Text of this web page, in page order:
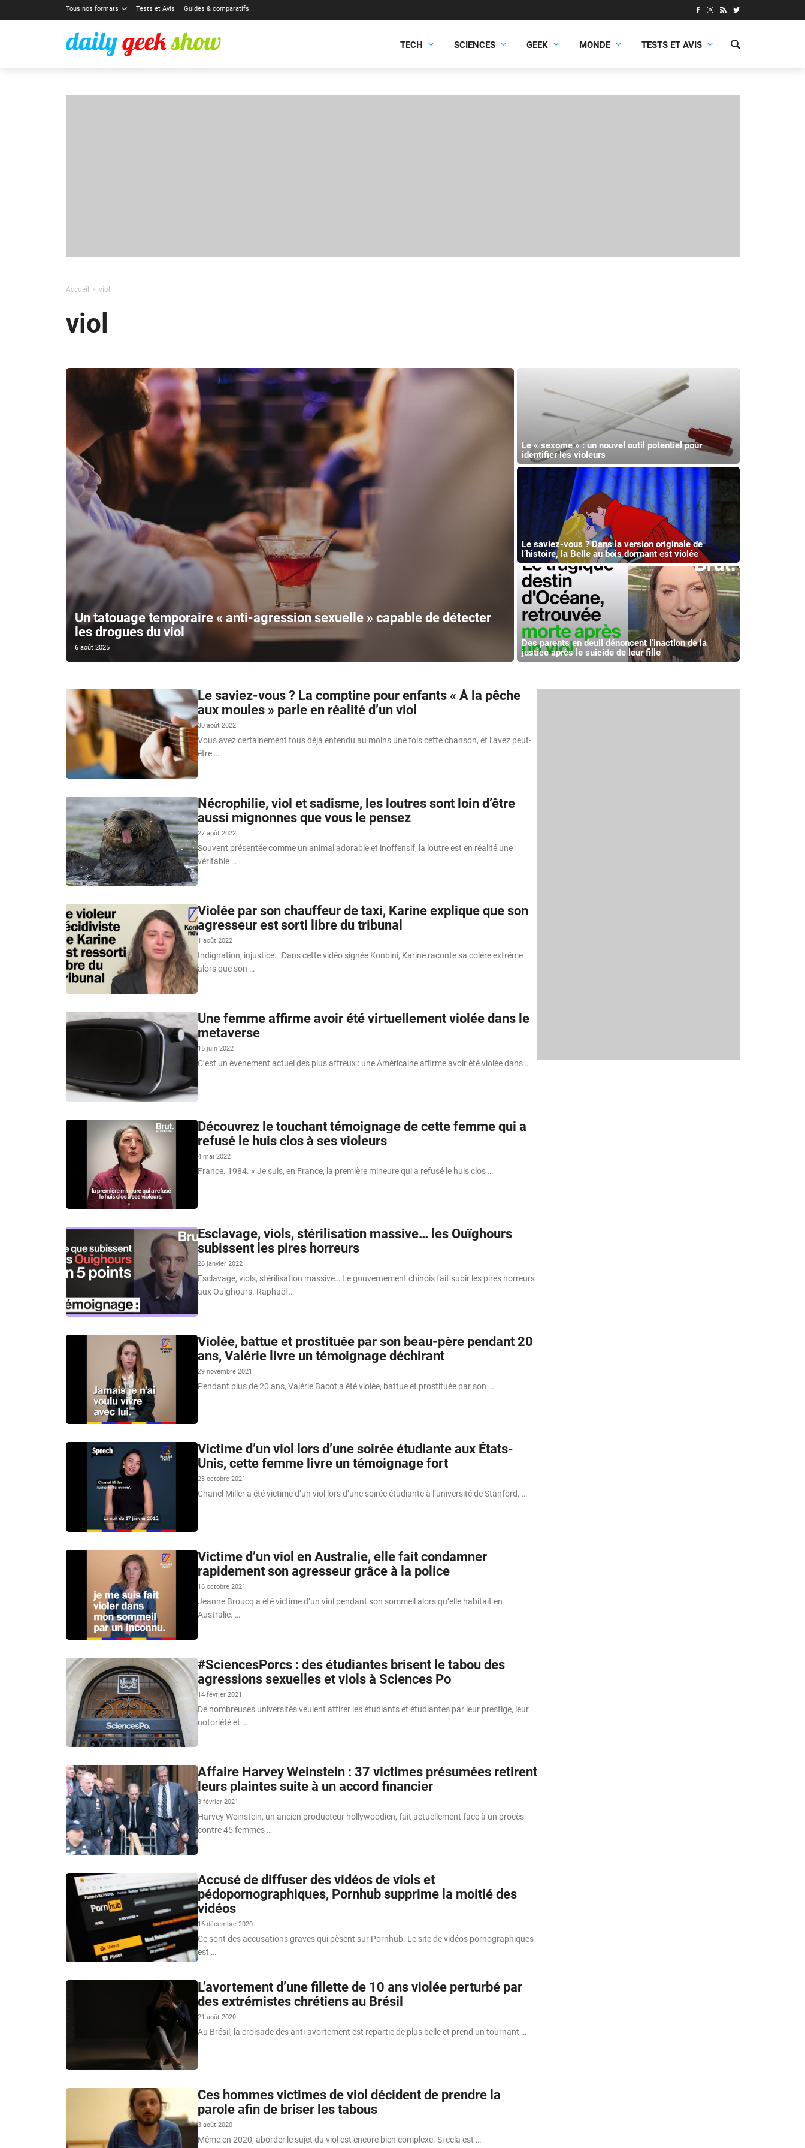
Tous nos formats Tests et Avis Guides & comparatifs
TECH SCIENCES GEEK MONDE TESTS ET AVIS
Accueil viol
viol
Un tatouage temporaire « anti-agression sexuelle » capable de détecter
les drogues du viol
6 août 2025
Le « sexome » : un nouvel outil potentiel pour
identifier les violeurs
Le saviez-vous ? Dans la version originale de
l’histoire, la Belle au bois dormant est violée
Des parents en deuil dénoncent l’inaction de la
justice après le suicide de leur fille
Le saviez-vous ? La comptine pour enfants « À la pêche
aux moules » parle en réalité d’un viol
30 août 2022
Vous avez certainement tous déjà entendu au moins une fois cette chanson, et l’avez peut-
être …
Nécrophilie, viol et sadisme, les loutres sont loin d’être
aussi mignonnes que vous le pensez
27 août 2022
Souvent présentée comme un animal adorable et inoffensif, la loutre est en réalité une
véritable …
Violée par son chauffeur de taxi, Karine explique que son
agresseur est sorti libre du tribunal
1 août 2022
Indignation, injustice… Dans cette vidéo signée Konbini, Karine raconte sa colère extrême
alors que son …
Une femme affirme avoir été virtuellement violée dans le
metaverse
15 juin 2022
C’est un évènement actuel des plus affreux : une Américaine affirme avoir été violée dans …
Découvrez le touchant témoignage de cette femme qui a
refusé le huis clos à ses violeurs
4 mai 2022
France. 1984. « Je suis, en France, la première mineure qui a refusé le huis clos …
Esclavage, viols, stérilisation massive… les Ouïghours
subissent les pires horreurs
26 janvier 2022
Esclavage, viols, stérilisation massive… Le gouvernement chinois fait subir les pires horreurs
aux Ouïghours. Raphaël …
Violée, battue et prostituée par son beau-père pendant 20
ans, Valérie livre un témoignage déchirant
29 novembre 2021
Pendant plus de 20 ans, Valérie Bacot a été violée, battue et prostituée par son …
Victime d’un viol lors d’une soirée étudiante aux États-
Unis, cette femme livre un témoignage fort
23 octobre 2021
Chanel Miller a été victime d’un viol lors d’une soirée étudiante à l’université de Stanford. …
Victime d’un viol en Australie, elle fait condamner
rapidement son agresseur grâce à la police
16 octobre 2021
Jeanne Broucq a été victime d’un viol pendant son sommeil alors qu’elle habitait en
Australie. …
#SciencesPorcs : des étudiantes brisent le tabou des
agressions sexuelles et viols à Sciences Po
14 février 2021
De nombreuses universités veulent attirer les étudiants et étudiantes par leur prestige, leur
notoriété et …
Affaire Harvey Weinstein : 37 victimes présumées retirent
leurs plaintes suite à un accord financier
3 février 2021
Harvey Weinstein, un ancien producteur hollywoodien, fait actuellement face à un procès
contre 45 femmes …
Accusé de diffuser des vidéos de viols et
pédopornographiques, Pornhub supprime la moitié des
vidéos
16 décembre 2020
Ce sont des accusations graves qui pèsent sur Pornhub. Le site de vidéos pornographiques
est …
L’avortement d’une fillette de 10 ans violée perturbé par
des extrémistes chrétiens au Brésil
21 août 2020
Au Brésil, la croisade des anti-avortement est repartie de plus belle et prend un tournant …
Ces hommes victimes de viol décident de prendre la
parole afin de briser les tabous
3 août 2020
Même en 2020, aborder le sujet du viol est encore bien complexe. Si cela est …